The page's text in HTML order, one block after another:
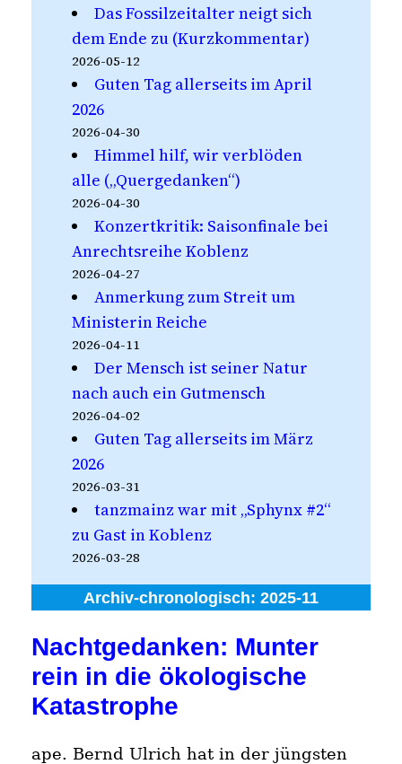
Das Fossilzeitalter neigt sich
dem Ende zu (Kurzkommentar)
2026-05-12
Guten Tag allerseits im April
2026
2026-04-30
Himmel hilf, wir verblöden
alle („Quergedanken“)
2026-04-30
Konzertkritik: Saisonfinale bei
Anrechtsreihe Koblenz
2026-04-27
Anmerkung zum Streit um
Ministerin Reiche
2026-04-11
Der Mensch ist seiner Natur
nach auch ein Gutmensch
2026-04-02
Guten Tag allerseits im März
2026
2026-03-31
tanzmainz war mit „Sphynx #2“
zu Gast in Koblenz
2026-03-28
Archiv-chronologisch: 2025-11
Nachtgedanken: Munter
rein in die ökologische
Katastrophe
ape. Bernd Ulrich hat in der jüngsten